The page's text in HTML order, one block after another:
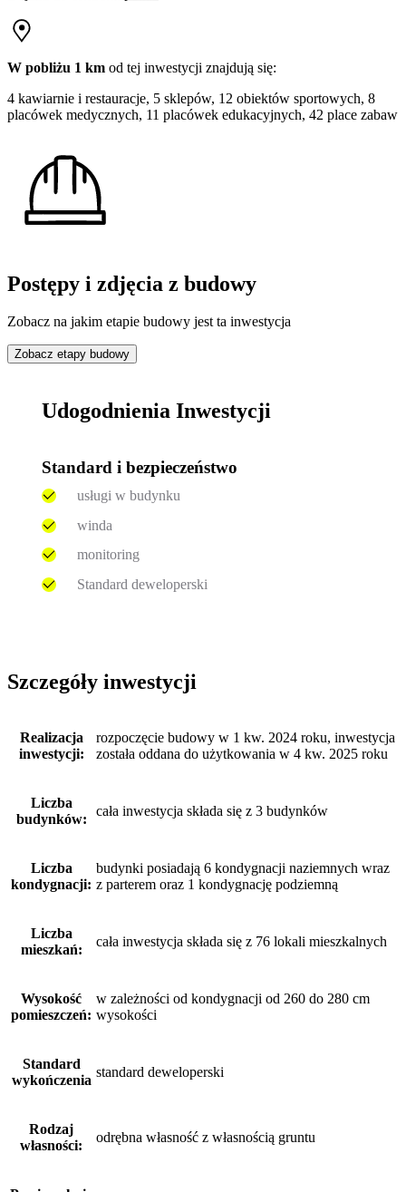
W pobliżu 1 km od tej inwestycji znajdują się:
4 kawiarnie i restauracje, 5 sklepów, 12 obiektów sportowych, 8
placówek medycznych, 11 placówek edukacyjnych, 42 place zabaw
Postępy i zdjęcia z budowy
Zobacz na jakim etapie budowy jest ta inwestycja
Zobacz etapy budowy
Udogodnienia Inwestycji
Standard i bezpieczeństwo
usługi w budynku
winda
monitoring
Standard deweloperski
Szczegóły inwestycji
Realizacja
inwestycji:
rozpoczęcie budowy w 1 kw. 2024 roku, inwestycja
została oddana do użytkowania w 4 kw. 2025 roku
Liczba
budynków:
cała inwestycja składa się z 3 budynków
Liczba
kondygnacji:
budynki posiadają 6 kondygnacji naziemnych wraz
z parterem oraz 1 kondygnację podziemną
Liczba
mieszkań:
cała inwestycja składa się z 76 lokali mieszkalnych
Wysokość
pomieszczeń:
w zależności od kondygnacji od 260 do 280 cm
wysokości
Standard
wykończenia
standard deweloperski
Rodzaj
własności:
odrębna własność z własnością gruntu